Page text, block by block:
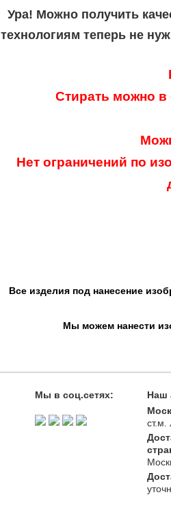
Ура! Можно получить
технологиям теперь не
Стирать можно в
Нет ограничений по
Все изделия под нанесение
Мы можем нанести
Мы в соц.сетях:
Наш
ст.м.